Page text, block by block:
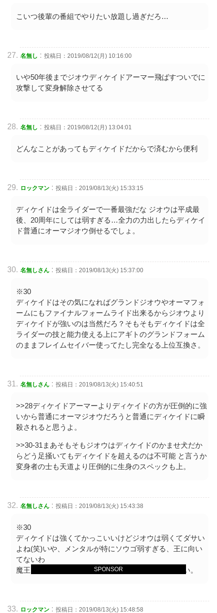
SPONSOR
こいつ後輩の番組でやりたい放題し過ぎだろ…
名無し : 投稿日：2019/08/12(月) 10:16:00
いや50年後までジオウディケイドアーマー飛ばすついでに
攻撃して変身解除させてる
名無し : 投稿日：2019/08/12(月) 13:04:01
どんなことがあってもディケイドだからで済むから便利
ロックマン : 投稿日：2019/08/13(火) 15:33:15
ディケイドは全ライダーで一番最強だな ジオウは平成最
後、20周年にしては弱すぎる…全力の力出したらディケイ
ド普通にオーマジオウ倒せるでしょ。
名無しさん : 投稿日：2019/08/13(火) 15:37:00
※30
ディケイドはその気になればグランドジオウやオーマフォ
ームにもファイナルフォームライド出来るからジオウより
ディケイドが強いのは当然だろ？そもそもディケイドは全
ライダーの技と能力使える上にアギトのグランドフォーム
のままフレイムセイバー使ってたし完全なる上位互換さ。
名無しさん : 投稿日：2019/08/13(火) 15:40:51
>>28ディケイドアーマーよりディケイドの方が圧倒的に強
いから普通にオーマジオウだろうと普通にディケイドに瞬
殺されると思うよ。
>>30-31まあそもそもジオウはディケイドのかませ犬だか
らどう足掻いてもディケイドを超えるのは不可能 と言うか
変身者の士も天道より圧倒的に生身のスペックも上。
名無しさん : 投稿日：2019/08/13(火) 15:43:38
※30
ディケイドは強くてかっこいいけどジオウは弱くてダサい
よね(笑)いや、メンタルが特にソウゴ弱すぎる、王に向い
てないわ
魔王なら強くてかっこいいディケイドの方が相応しい。
ロックマン : 投稿日：2019/08/13(火) 15:48:58